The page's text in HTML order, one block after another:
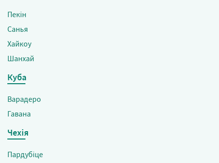
Пекін
Санья
Хайкоу
Шанхай
Куба
Варадеро
Гавана
Чехія
Пардубіце